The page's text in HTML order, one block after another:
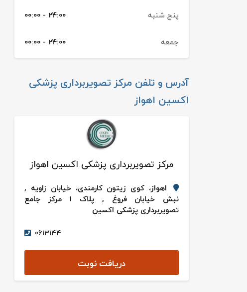
00:00 - 24:00 پنج شنبه
00:00 - 24:00 جمعه
آدرس و تلفن مرکز تصویربرداری پزشکی
اکسین اهواز
مرکز تصویربرداری پزشکی اکسین اهواز
اهواز، کوی زیتون کارمندی، خیابان زاویه ,
نبش خیابان فروغ , پلاک 1 مرکز جامع
تصویربرداری پزشکی اکسین
0613144
دریافت نوبت